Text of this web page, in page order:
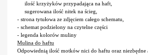
ilość krzyżyków przypadająca na haft,
sugerowana ilość nitek na ścieg,
- strona tytułowa ze zdjęciem całego schematu,
- schemat podzielony na czytelne części
- legenda kolorów muliny
Mulina do haftu
Odpowiednią ilość motków nici do haftu oraz